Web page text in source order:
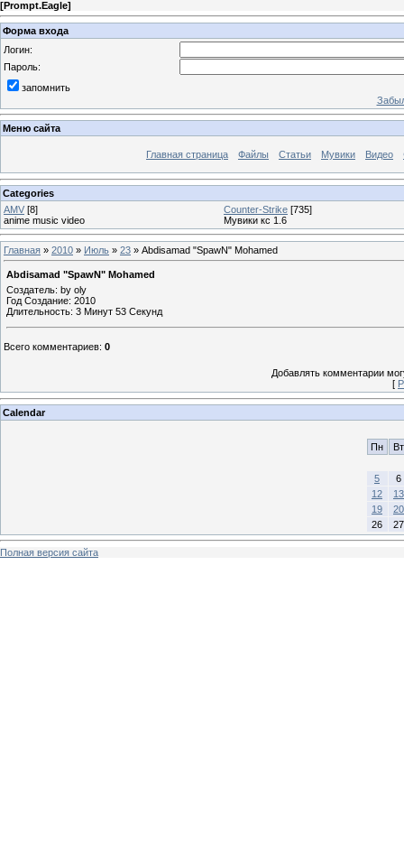
[Prompt.Eagle]
Форма входа
Логин:
Пароль:
запомнить
Меню сайта
Главная страница Файлы Статьи Мувики Видео
Categories
AMV [8]
anime music video
Counter-Strike [735]
Мувики кс 1.6
Главная » 2010 » Июль » 23 » Abdisamad "SpawN" Mohamed
Abdisamad "SpawN" Mohamed
Создатель: by oly
Год Создание: 2010
Длительность: 3 Минут 53 Секунд
Всего комментариев: 0
Добавлять комментарии
[
Calendar
Пн Вт
5
6
12
13
19
20
26
27
Полная версия сайта